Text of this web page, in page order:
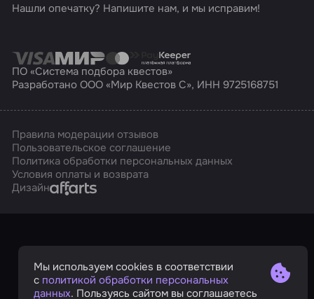
Нашли опечатку? Напишите нам, и мы исправим!
ПО «Система подбора квестов»
Разработано ООО «Мир Квестов С», ИНН 9725168751
Правила модерации отзывов
Пользовательское соглашение
Политика обработки персональных данных
Условия оплаты и возврата
ДизайнAffarts
Мы используем cookies в соответствии
с политикой обработки персональных
данных. Пользуясь сайтом вы соглашаетесь